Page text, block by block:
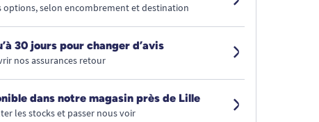
options, selon encombrement et destination
30 jours pour changer d’avis
nos assurances retour
dans notre magasin près de Lille
les stocks et passer nous voir